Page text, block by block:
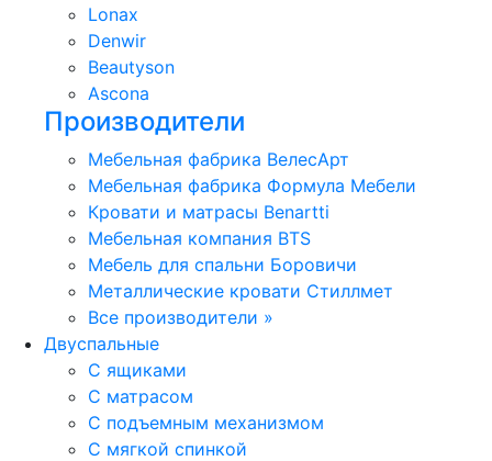
Lonax
Denwir
Beautyson
Ascona
Производители
Мебельная фабрика ВелесАрт
Мебельная фабрика Формула Мебели
Кровати и матрасы Benartti
Мебельная компания BTS
Мебель для спальни Боровичи
Металлические кровати Стиллмет
Все производители »
Двуспальные
С ящиками
С матрасом
С подъемным механизмом
С мягкой спинкой